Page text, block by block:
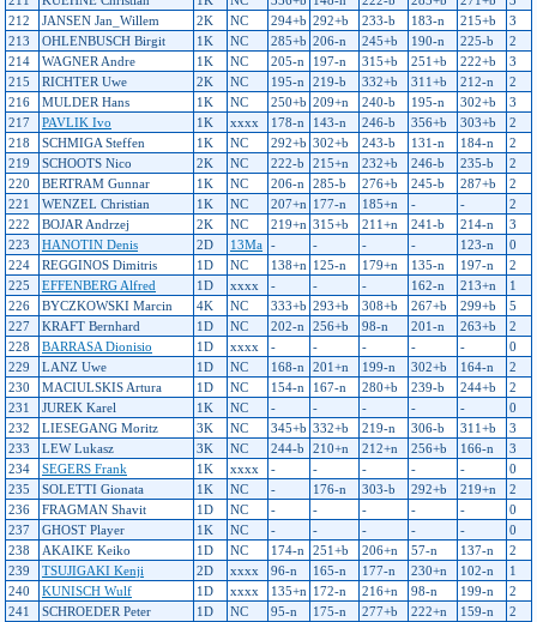
212
JANSEN Jan_Willem 2K NC 294+b 292+b 233-b 183-n 215+b
3
213
OHLENBUSCH Birgit 1K NC 285+b 206-n 245+b 190-n 225-b
2
214
WAGNER Andre 1K NC 205-n 197-n 315+b 251+b 222+b
3
215
RICHTER Uwe 2K NC 195-n 219-b 332+b 311+b 212-n
2
216
MULDER Hans 1K NC 250+b 209+n 240-b 195-n 302+b
3
217
PAVLIK Ivo 1K xxxx 178-n 143-n 246-b 356+b 303+b
2
218
SCHMIGA Steffen 1K NC 292+b 302+b 243-b 131-n 184-n
2
219
SCHOOTS Nico 2K NC 222-b 215+n 232+b 246-b 235-b
2
220
BERTRAM Gunnar 1K NC 206-n 285-b 276+b 245-b 287+b
2
221
WENZEL Christian 1K NC 207+n 177-n 185+n - -
2
222
BOJAR Andrzej 2K NC 219+n 315+b 211+n 241-b 214-n
3
223
HANOTIN Denis 2D 13Ma - - - - 123-n
0
224
REGGINOS Dimitris 1D NC 138+n 125-n 179+n 135-n 197-n
2
225
EFFENBERG Alfred 1D xxxx - - - 162-n 213+n
1
226
BYCZKOWSKI Marcin 4K NC 333+b 293+b 308+b 267+b 299+b
5
227
KRAFT Bernhard 1D NC 202-n 256+b 98-n 201-n 263+b
2
228
BARRASA Dionisio 1D xxxx - - - - -
0
229
LANZ Uwe 1D NC 168-n 201+n 199-n 302+b 164-n
2
230
MACIULSKIS Artura 1D NC 154-n 167-n 280+b 239-b 244+b
2
231
JUREK Karel 1K NC - - - - -
0
232
LIESEGANG Moritz 3K NC 345+b 332+b 219-n 306-b 311+b
3
233
LEW Lukasz 3K NC 244-b 210+n 212+n 256+b 166-n
3
234
SEGERS Frank 1K xxxx - - - - -
0
235
SOLETTI Gionata 1K NC - 176-n 303-b 292+b 219+n
2
236
FRAGMAN Shavit 1D NC - - - - -
0
237
GHOST Player 1K NC - - - - -
0
238
AKAIKE Keiko 1D NC 174-n 251+b 206+n 57-n 137-n
2
239
TSUJIGAKI Kenji 2D xxxx 96-n 165-n 177-n 230+n 102-n
1
240
KUNISCH Wulf 1D xxxx 135+n 172-n 216+n 98-n 199-n
2
241
SCHROEDER Peter 1D NC 95-n 175-n 277+b 222+n 159-n
2